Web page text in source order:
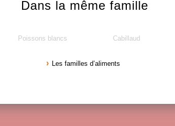
Dans la même famille
Poissons blancs Cabillaud
Les familles d’aliments